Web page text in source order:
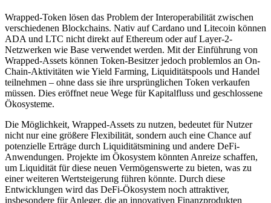
Wrapped-Token lösen das Problem der Interoperabilität zwischen
verschiedenen Blockchains. Nativ auf Cardano und Litecoin können
ADA und LTC nicht direkt auf Ethereum oder auf Layer-2-
Netzwerken wie Base verwendet werden. Mit der Einführung von
Wrapped-Assets können Token-Besitzer jedoch problemlos an On-
Chain-Aktivitäten wie Yield Farming, Liquiditätspools und Handel
teilnehmen – ohne dass sie ihre ursprünglichen Token verkaufen
müssen. Dies eröffnet neue Wege für Kapitalfluss und geschlossene
Ökosysteme.
Die Möglichkeit, Wrapped-Assets zu nutzen, bedeutet für Nutzer
nicht nur eine größere Flexibilität, sondern auch eine Chance auf
potenzielle Erträge durch Liquiditätsmining und andere DeFi-
Anwendungen. Projekte im Ökosystem könnten Anreize schaffen,
um Liquidität für diese neuen Vermögenswerte zu bieten, was zu
einer weiteren Wertsteigerung führen könnte. Durch diese
Entwicklungen wird das DeFi-Ökosystem noch attraktiver,
insbesondere für Anleger, die an innovativen Finanzprodukten